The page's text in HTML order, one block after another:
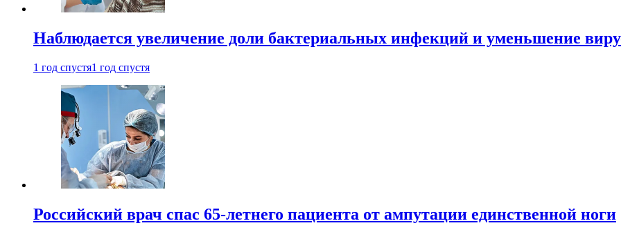
Наблюдается увеличение доли бактериальных инфекций и уменьшение
1 год спустя1 год спустя
Российский врач спас 65-летнего пациента от ампутации единственной ноги